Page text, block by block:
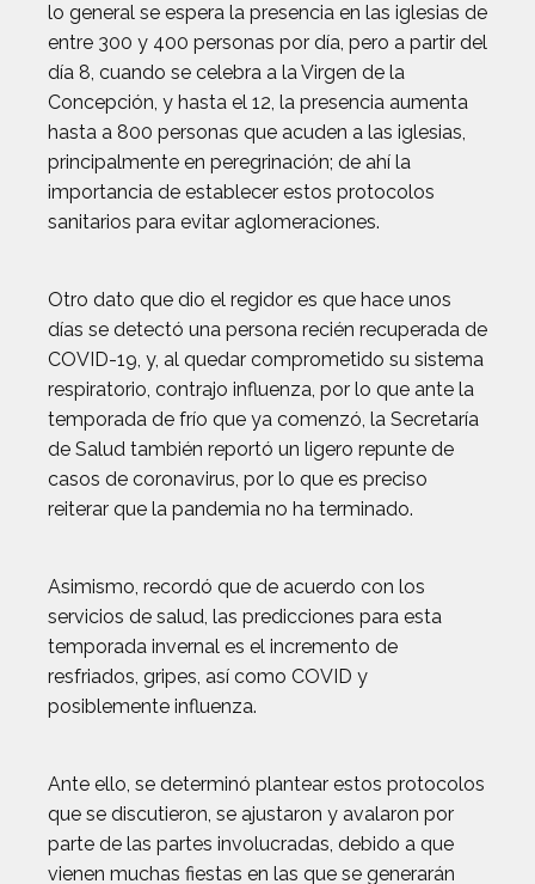
lo general se espera la presencia en las iglesias de
entre 300 y 400 personas por día, pero a partir del
día 8, cuando se celebra a la Virgen de la
Concepción, y hasta el 12, la presencia aumenta
hasta a 800 personas que acuden a las iglesias,
principalmente en peregrinación; de ahí la
importancia de establecer estos protocolos
sanitarios para evitar aglomeraciones.
Otro dato que dio el regidor es que hace unos
días se detectó una persona recién recuperada de
COVID-19, y, al quedar comprometido su sistema
respiratorio, contrajo influenza, por lo que ante la
temporada de frío que ya comenzó, la Secretaría
de Salud también reportó un ligero repunte de
casos de coronavirus, por lo que es preciso
reiterar que la pandemia no ha terminado.
Asimismo, recordó que de acuerdo con los
servicios de salud, las predicciones para esta
temporada invernal es el incremento de
resfriados, gripes, así como COVID y
posiblemente influenza.
Ante ello, se determinó plantear estos protocolos
que se discutieron, se ajustaron y avalaron por
parte de las partes involucradas, debido a que
vienen muchas fiestas en las que se generarán